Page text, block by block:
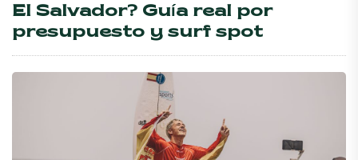
El Salvador? Guía real por
presupuesto y surf spot